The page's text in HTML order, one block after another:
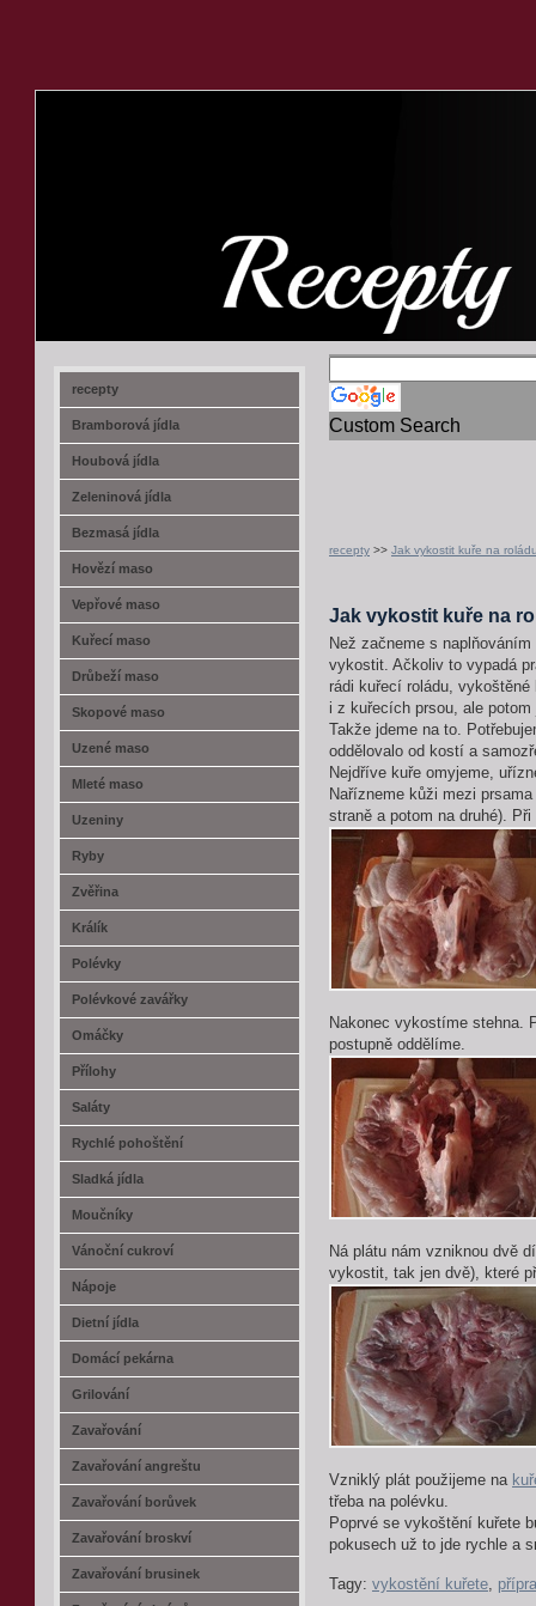
Custom Search
recepty >> Jak vykostit kuře na
Jak vykostit kuře na
Než začneme s
vykostit. Ačkoliv to vypadá
rádi kuřecí roládu,
i z kuřecích prsou, ale
Takže jdeme na to.
oddělovalo od kostí a
Nejdříve kuře omyjeme,
Nařízneme kůži mezi
straně a potom na druhé).
Nakonec vykostíme stehna.
postupně oddělíme.
Ná plátu nám vzniknou dvě
vykostit, tak jen dvě), které
Vzniklý plát použijeme na
třeba na polévku.
Poprvé se vykoštění kuřete
pokusech už to jde rychle a
Tagy: vykostění kuřete,
recepty
Bramborová jídla
Houbová jídla
Zeleninová jídla
Bezmasá jídla
Hovězí maso
Vepřové maso
Kuřecí maso
Drůbeží maso
Skopové maso
Uzené maso
Mleté maso
Uzeniny
Ryby
Zvěřina
Králík
Polévky
Polévkové zavářky
Omáčky
Přílohy
Saláty
Rychlé pohoštění
Sladká jídla
Moučníky
Vánoční cukroví
Nápoje
Dietní jídla
Domácí pekárna
Grilování
Zavařování
Zavařování angreštu
Zavařování borůvek
Zavařování broskví
Zavařování brusinek